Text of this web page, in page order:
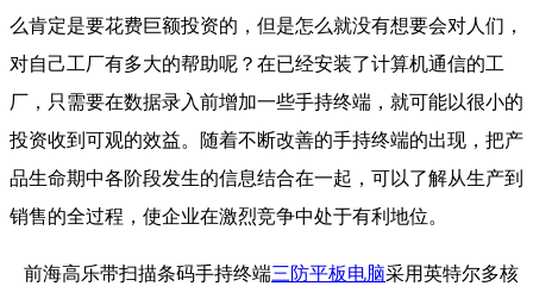
么肯定是要花费巨额投资的，但是怎么就没有想要会对人们，
对自己工厂有多大的帮助呢？在已经安装了计算机通信的工
厂，只需要在数据录入前增加一些手持终端，就可能以很小的
投资收到可观的效益。随着不断改善的手持终端的出现，把产
品生命期中各阶段发生的信息结合在一起，可以了解从生产到
销售的全过程，使企业在激烈竞争中处于有利地位。
前海高乐带扫描条码手持终端三防平板电脑采用英特尔多核